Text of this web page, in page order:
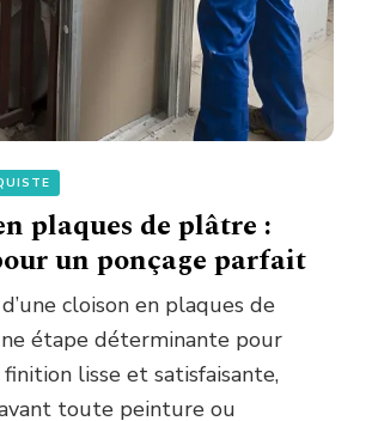
plaques de plâtre :
un ponçage parfait
cloison en plaques de
étape déterminante pour
lisse et satisfaisante,
toute peinture ou